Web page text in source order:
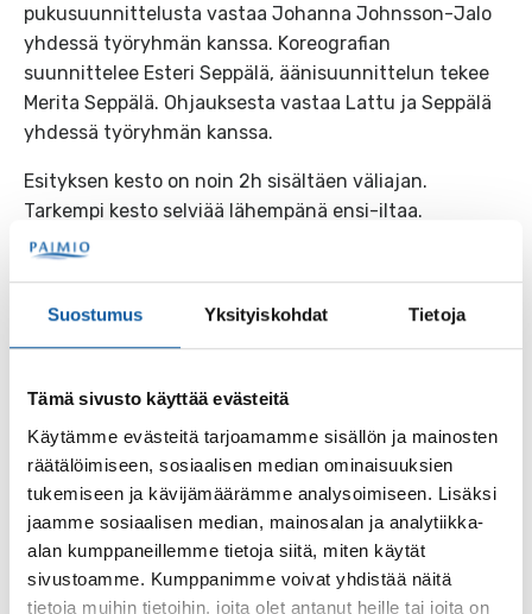
Suostumus Yksityiskohdat Tietoja
Tämä sivusto käyttää evästeitä
Käytämme evästeitä tarjoamamme sisällön ja mainosten
räätälöimiseen, sosiaalisen median ominaisuuksien
tukemiseen ja kävijämäärämme analysoimiseen. Lisäksi
jaamme sosiaalisen median, mainosalan ja analytiikka-
alan kumppaneillemme tietoja siitä, miten käytät
sivustoamme. Kumppanimme voivat yhdistää näitä
tietoja muihin tietoihin, joita olet antanut heille tai joita on
pukusuunnittelusta vastaa Johanna Johnsson-Jalo
yhdessä työryhmän kanssa. Koreografian
suunnittelee Esteri Seppälä, äänisuunnittelun tekee
Merita Seppälä. Ohjauksesta vastaa Lattu ja Seppälä
yhdessä työryhmän kanssa.
Esityksen kesto on noin 2h sisältäen väliajan.
Tarkempi kesto selviää lähempänä ensi-iltaa.
Esitykset
pe 12.9. klo 18.00
pe 19.9. klo 18.00
su 21.9. klo 18.00
to 25.9. klo 15.00
pe 26.9. klo 18.00
la 27.9. klo 18.00